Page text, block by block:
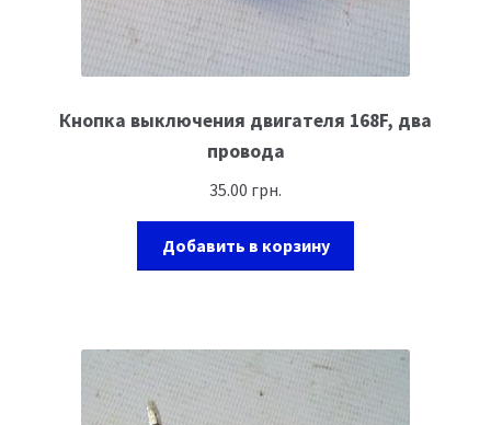
Кнопка выключения двигателя 168F, два
провода
35.00 грн.
Добавить в корзину